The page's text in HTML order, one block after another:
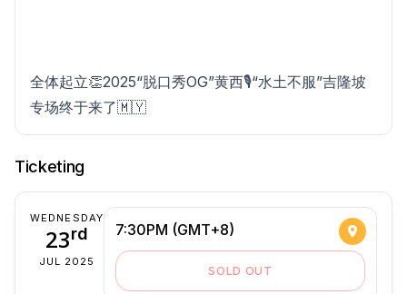
全体起立👏2025“脱口秀OG”黄西🎙️“水土不服”吉隆坡
专场终于来了🇲🇾
Ticketing
WEDNESDAY
23rd
JUL 2025
7:30PM (GMT+8)
SOLD OUT